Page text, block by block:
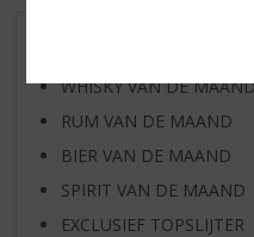
WHISKY VAN DE
RUM VAN DE MAAND
BIER VAN DE MAAND
SPIRIT VAN DE MAAND
EXCLUSIEF TOPSLIJTER